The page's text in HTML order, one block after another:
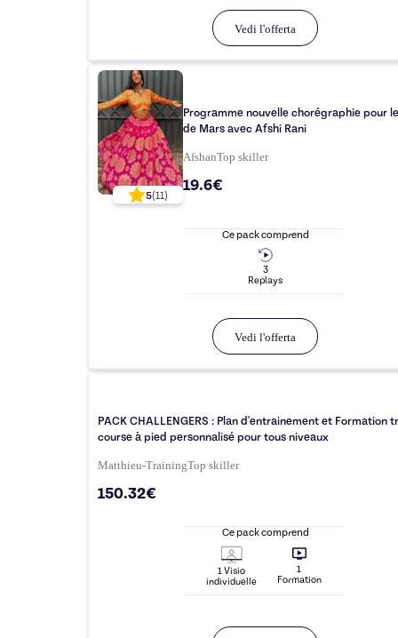
Vedi l'offerta
5(11)
Programme nouvelle chorégraphie pour
de Mars avec Afshi Rani
AfshanTop skiller
19.6€
Ce pack comprend
3
Replays
Vedi l'offerta
PACK CHALLENGERS : Plan d'entrainement et Formation
course à pied personnalisé pour tous niveaux
Matthieu-TrainingTop skiller
150.32€
Ce pack comprend
1Visio
individuelle
1
Formation